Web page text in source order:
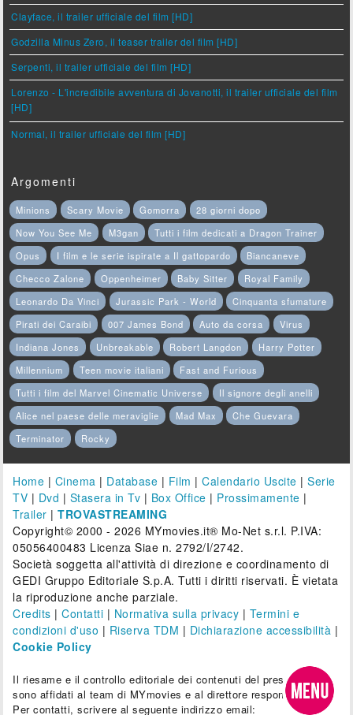
Clayface, il trailer ufficiale del film [HD]
Godzilla Minus Zero, il teaser trailer del film [HD]
Serpenti, il trailer ufficiale del film [HD]
Lorenzo - L'incredibile avventura di Jovanotti, il trailer ufficiale del film
[HD]
Normal, il trailer ufficiale del film [HD]
Argomenti
Minions Scary Movie Gomorra
28 giorni dopo
Now You See Me
M3gan
Tutti i film dedicati a Dragon Trainer
Opus
I film e le serie ispirate a Il gattopardo
Biancaneve
Checco Zalone
Oppenheimer Baby Sitter
Royal Family
Leonardo Da Vinci
Jurassic Park - World
Cinquanta sfumature
Pirati dei Caraibi
007 James Bond Auto da corsa
Virus
Indiana Jones
Unbreakable Robert Langdon
Harry Potter
Millennium
Teen movie italiani
Fast and Furious
Tutti i film del Marvel Cinematic Universe
Il signore degli anelli
Alice nel paese delle meraviglie
Mad Max
Che Guevara
Terminator
Rocky
Home | Cinema | Database | Film |Calendario Uscite |Serie
TV | Dvd | Stasera in Tv | Box Office | Prossimamente |
Trailer |TROVASTREAMING
Copyright© 2000 - 2026 MYmovies.it® Mo-Net s.r.l. P.IVA:
05056400483 Licenza Siae n. 2792/I/2742.
Società soggetta all'attività di direzione e coordinamento di
GEDI Gruppo Editoriale S.p.A. Tutti i diritti riservati. È vietata
la riproduzione anche parziale.
Credits |Contatti | Normativa sulla privacy | Termini e
condizioni d'uso | Riserva TDM | Dichiarazione accessibilità |
Cookie Policy
Il riesame e il controllo editoriale dei contenuti del presente sito
sono affidati al team di MYmovies e al direttore responsabile.
Per contatti, scrivere al seguente indirizzo email: